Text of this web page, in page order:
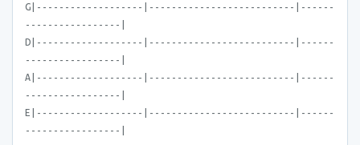
G|-------------------|--------------------------|------
-----------------|
D|-------------------|--------------------------|------
-----------------|
A|-------------------|--------------------------|------
-----------------|
E|-------------------|--------------------------|------
-----------------|